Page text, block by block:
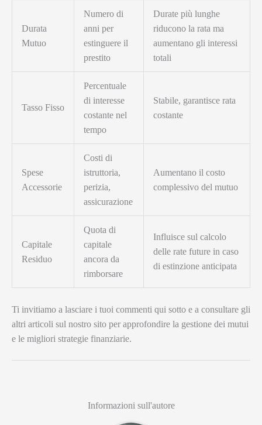
Durata
Mutuo
Numero di
anni per
estinguere il
prestito
Durate più lunghe
riducono la rata ma
aumentano gli interessi
totali
Tasso Fisso
Percentuale
di interesse
costante nel
tempo
Stabile, garantisce rata
costante
Spese
Accessorie
Costi di
istruttoria,
perizia,
assicurazione
Aumentano il costo
complessivo del mutuo
Capitale
Residuo
Quota di
capitale
ancora da
rimborsare
Influisce sul calcolo
delle rate future in caso
di estinzione anticipata
Ti invitiamo a lasciare i tuoi commenti qui sotto e a consultare gli
altri articoli sul nostro sito per approfondire la gestione dei mutui
e le migliori strategie finanziarie.
Informazioni sull'autore